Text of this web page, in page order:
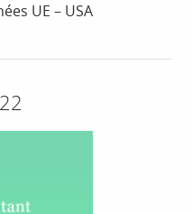
UE – USA